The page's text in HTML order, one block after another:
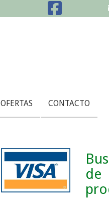
OFERTAS CONTACTO
de